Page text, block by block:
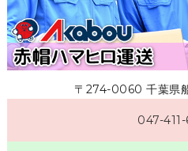
〒274-0060 千葉県
047-